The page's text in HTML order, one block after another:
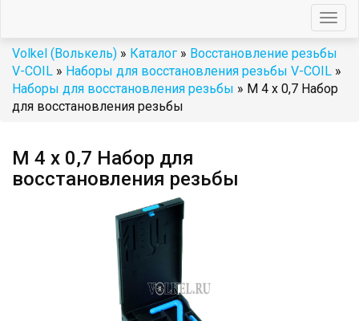
Volkel (Волькель) » Каталог » Восстановление резьбы
V-COIL » Наборы для восстановления резьбы V-COIL »
Наборы для восстановления резьбы » М 4 х 0,7 Набор
для восстановления резьбы
М 4 х 0,7 Набор для
восстановления резьбы